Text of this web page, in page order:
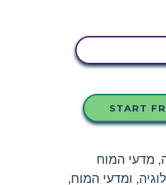
START
מדעי המוח
ומדעי המוח,